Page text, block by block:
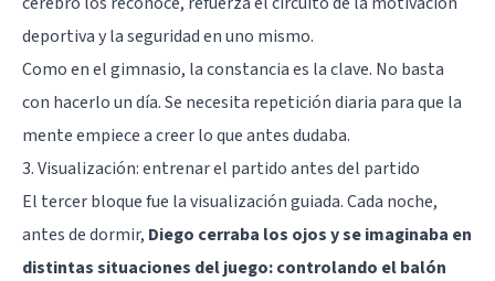
deportiva y la seguridad en uno mismo.
Como en el gimnasio, la constancia es la clave. No basta
con hacerlo un día. Se necesita repetición diaria para que la
mente empiece a creer lo que antes dudaba.
3. Visualización: entrenar el partido antes del partido
El tercer bloque fue la visualización guiada. Cada noche,
antes de dormir, Diego cerraba los ojos y se imaginaba en
distintas situaciones del juego: controlando el balón